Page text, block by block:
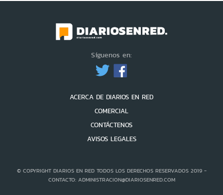
Síguenos en:
ACERCA DE DIARIOS EN RED
COMERCIAL
CONTÁCTENOS
AVISOS LEGALES
© COPYRIGHT DIARIOS EN RED TODOS LOS DERECHOS RESERVADOS 2019 -
CONTACTO: ADMINISTRACION@DIARIOSENRED.COM